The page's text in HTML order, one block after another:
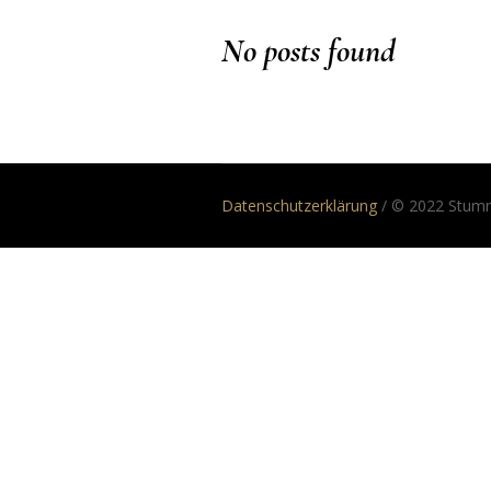
No posts found
Datenschutzerklärung / © 2022